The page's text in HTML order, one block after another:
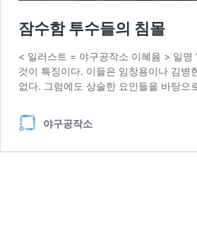
잠수함 투수들의 침몰
< 일러스트 = 야구공작소 이혜윰 > 일명
것이 특징이다. 이들은 임창용이나 김
없다. 그럼에도 상술한 요인들을 바탕
야구공작소